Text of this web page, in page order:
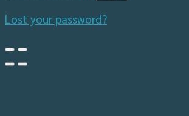
Lost your password?